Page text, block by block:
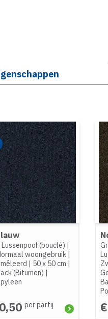
Lussenpool (bouclé) |
woongebruik |
| 50 x 50 cm |
(Bitumen) |
per partij